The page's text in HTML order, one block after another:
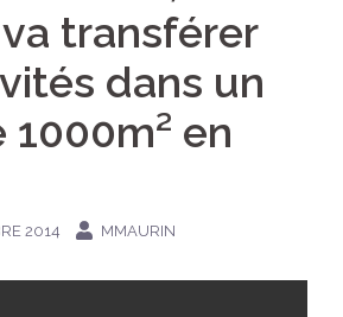
transférer
dans un
en
2014 MMAURIN